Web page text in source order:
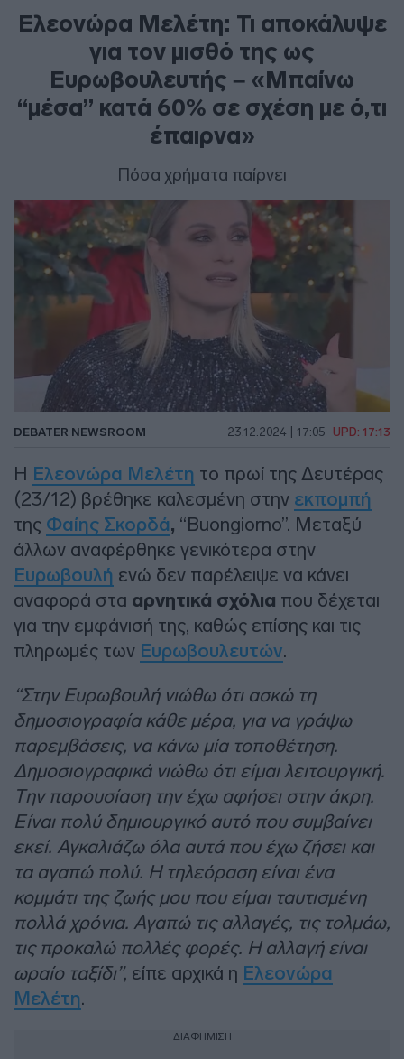
Ελεονώρα Μελέτη: Τι αποκάλυψε
για τον μισθό της ως
Ευρωβουλευτής – «Μπαίνω
“μέσα” κατά 60% σε σχέση με ό,τι
έπαιρνα»
Πόσα χρήματα παίρνει
DEBATER NEWSROOM 23.12.2024 | 17:05 UPD: 17:13
Η Ελεονώρα Μελέτη το πρωί της Δευτέρας
(23/12) βρέθηκε καλεσμένη στην εκπομπή
της Φαίης Σκορδά, “Buongiorno”. Μεταξύ
άλλων αναφέρθηκε γενικότερα στην
Ευρωβουλή ενώ δεν παρέλειψε να κάνει
αναφορά στα αρνητικά σχόλια που δέχεται
για την εμφάνισή της, καθώς επίσης και τις
πληρωμές των Ευρωβουλευτών.
“Στην Ευρωβουλή νιώθω ότι ασκώ τη
δημοσιογραφία κάθε μέρα, για να γράψω
παρεμβάσεις, να κάνω μία τοποθέτηση.
Δημοσιογραφικά νιώθω ότι είμαι λειτουργική.
Την παρουσίαση την έχω αφήσει στην άκρη.
Είναι πολύ δημιουργικό αυτό που συμβαίνει
εκεί. Αγκαλιάζω όλα αυτά που έχω ζήσει και
τα αγαπώ πολύ. Η τηλεόραση είναι ένα
κομμάτι της ζωής μου που είμαι ταυτισμένη
πολλά χρόνια. Αγαπώ τις αλλαγές, τις τολμάω,
τις προκαλώ πολλές φορές. Η αλλαγή είναι
ωραίο ταξίδι”, είπε αρχικά η Ελεονώρα
Μελέτη.
ΔΙΑΦΗΜΙΣΗ